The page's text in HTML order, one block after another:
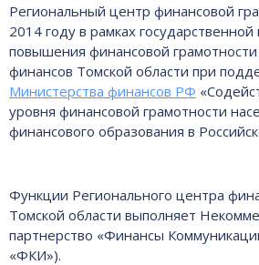
Региональный центр финансовой
2014 году в рамках
повышения финансовой
финансов Томской области при
Министерства финансов РФ
уровня финансовой грамотности
финансового образования в
Функции Регионального центра
Томской области выполняет
партнерство «Финансы
«ФКИ»).